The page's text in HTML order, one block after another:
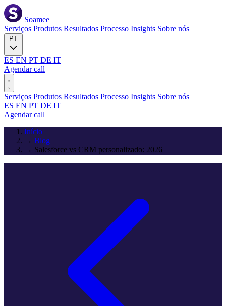
Soamee
Serviços Produtos Resultados Processo Insights Sobre nós
ES EN PT DE IT
Agendar call
Serviços Produtos Resultados Processo Insights Sobre nós
ES EN PT DE IT
Agendar call
Início
→ Blog
→ Salesforce vs CRM personalizado: 2026